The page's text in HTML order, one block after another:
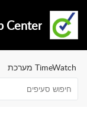
Center
TimeWatch מערכת